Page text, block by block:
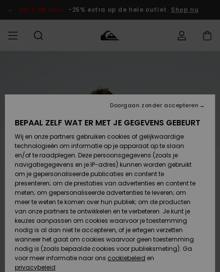
Productinformatie
SALE ON SALE -25% extra op de hele outlet Shop nu
Accessoires
Schoenen &
Slippers
Surf /
Water
Snow
Nieuw
JONGENS
Accessoires
Schoenen &
Slippers
Surf /
Water
Sneeuw
Nieuw
DAMES
Highlights
Snow
SURF
Surf Shop
Highlights
Community
SNOW
Snow Shop
Dames
Snow Shop
Highlights
Gemeenschap
SALE ON
SALE
Kinderen
VROUW
OUTLET
Regio- En
Taalinstellingen
Nederlands
Retouren
Betaling
Giftcard
Quiksilver
Freedom
Gegevensbescherming
BEPAAL ZELF WAT ER MET JE GEGEVENS GEBEURT
Wij en onze partners gebruiken cookies of gelijkwaardige
technologieën om informatie op je apparaat op te slaan
en/of te raadplegen. Deze persoonsgegevens (zoals je
navigatiegegevens en je IP-adres) kunnen worden gebruikt
om je gepersonaliseerde publicaties en content te
presenteren; om de prestaties van advertenties en content te
meten; om gepersonaliseerde advertenties te leveren; om
meer te weten te komen over hun publiek; om de producten
van onze partners te ontwikkelen en te verbeteren. Je kunt je
keuzes aanpassen om cookies waarvoor je toestemming
nodig is al dan niet te accepteren, of je ertegen verzetten
wanneer het gaat om cookies waarvoor geen toestemming
nodig is (zoals bepaalde cookies voor publieksmeting). Ga
voor meer informatie naar ons cookiebeleid en
privacybeleid
Doorgaan zonder accepteren